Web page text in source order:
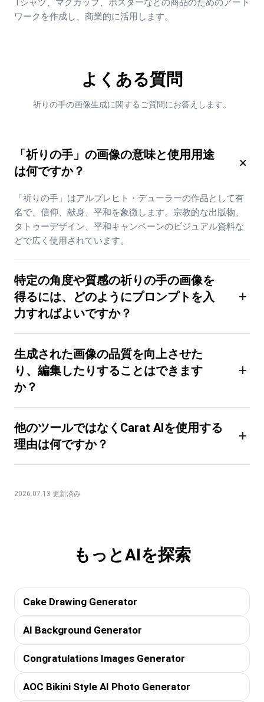
ワークを作成し、商業的に活用します。
よくある質問
祈りの手の画像生成に関するご質問にお答えします。
「祈りの手」の画像の意味と使用用途
は何ですか？
×
「祈りの手」はアルブレヒト・デューラーの作品として有
名で、信仰、献身、平和を象徴します。宗教的な出版物、
タトゥーデザイン、平和キャンペーンのビジュアル資料な
どで広く使用されています。
特定の角度や質感の祈りの手の画像を
得るには、どのようにプロンプトを入
力すればよいですか？
+
生成された画像の品質を向上させた
り、編集したりすることはできます
か？
+
他のツールではなくCarat AIを使用する
理由は何ですか？
+
2026.07.13 更新済み
もっとAIを探索
Cake Drawing Generator
AI Background Generator
Congratulations Images Generator
AOC Bikini Style AI Photo Generator